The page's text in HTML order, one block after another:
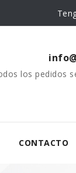
los pedidos
CONTACTO